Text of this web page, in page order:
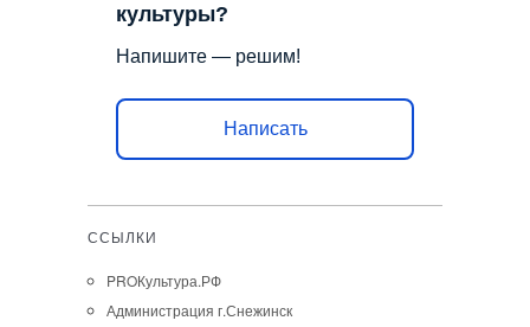
культуры?
Напишите — решим!
Написать
ССЫЛКИ
PROКультура.РФ
Администрация г.Снежинск